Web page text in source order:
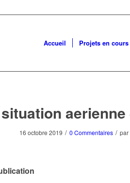
Accueil Projets en cours
situation aerienne
16 octobre 2019 / 0 Commentaires / par